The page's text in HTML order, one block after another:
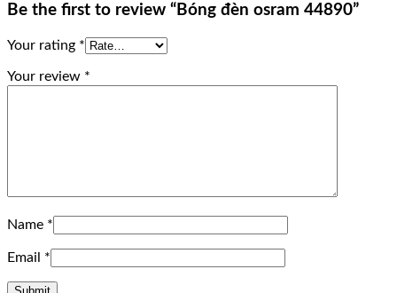
Be the first to review “Bóng đèn osram 44890”
Your rating *
Your review *
Name *
Email *